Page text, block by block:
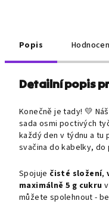
Popis
Detailní popis
Konečně je tady! 💛
sada osmi poctivých
každý den v týdnu a tu
svačina do kabelky, do
Spojuje čisté složení,
maximálně 5 g cukru
můžete spolehnout -